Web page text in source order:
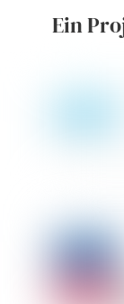
Ein